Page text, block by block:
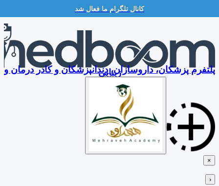
کانال تلگرام ما فعال شد
Skip
content
پلتفرم پزشکان، داروسازان، دندانپزشکان و کادر درمان و
زیبایی
×
‹